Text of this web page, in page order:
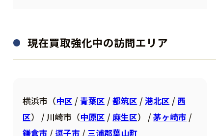
現在買取強化中の訪問エリア
横浜市（中区 /青葉区 /都筑区 /港北区 / 西
区） / 川崎市（中原区 /麻生区） /茅ヶ崎市 /
鎌倉市 / 逗子市 / 三浦郡葉山町